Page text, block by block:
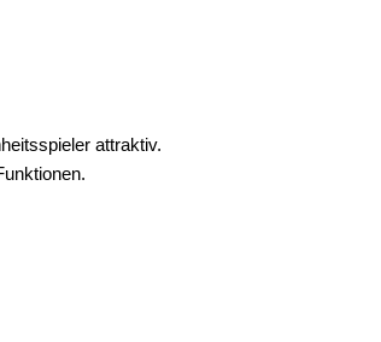
attraktiv.